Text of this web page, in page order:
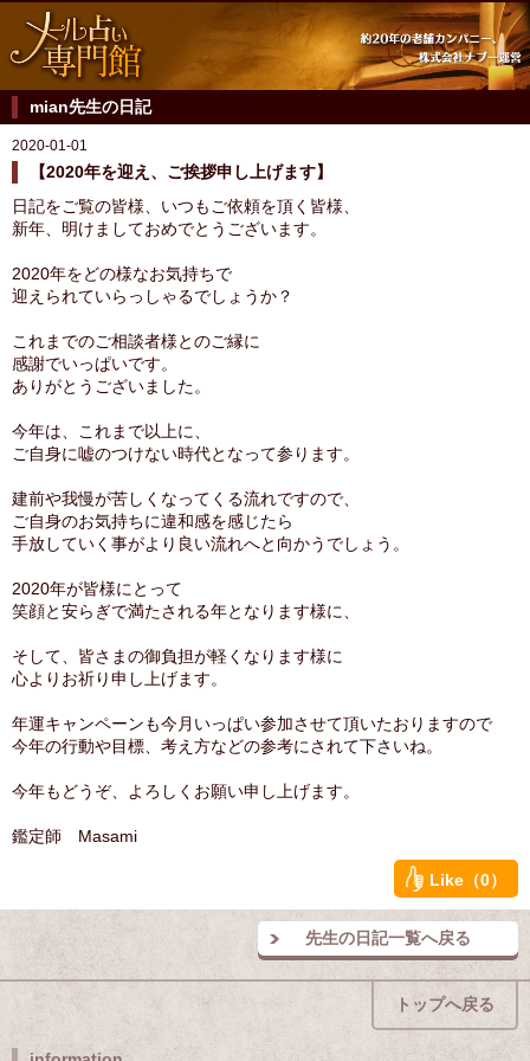
mian先生の日記
2020-01-01
【2020年を迎え、ご挨拶申し上げます】
日記をご覧の皆様、いつもご依頼を頂く皆様、
新年、明けましておめでとうございます。
2020年をどの様なお気持ちで
迎えられていらっしゃるでしょうか？
これまでのご相談者様とのご縁に
感謝でいっぱいです。
ありがとうございました。
今年は、これまで以上に、
ご自身に嘘のつけない時代となって参ります。
建前や我慢が苦しくなってくる流れですので、
ご自身のお気持ちに違和感を感じたら
手放していく事がより良い流れへと向かうでしょう。
2020年が皆様にとって
笑顔と安らぎで満たされる年となります様に、
そして、皆さまの御負担が軽くなります様に
心よりお祈り申し上げます。
年運キャンペーンも今月いっぱい参加させて頂いたおりますので
今年の行動や目標、考え方などの参考にされて下さいね。
今年もどうぞ、よろしくお願い申し上げます。
鑑定師 Masami
Like（0）
先生の日記一覧へ戻る
トップへ戻る